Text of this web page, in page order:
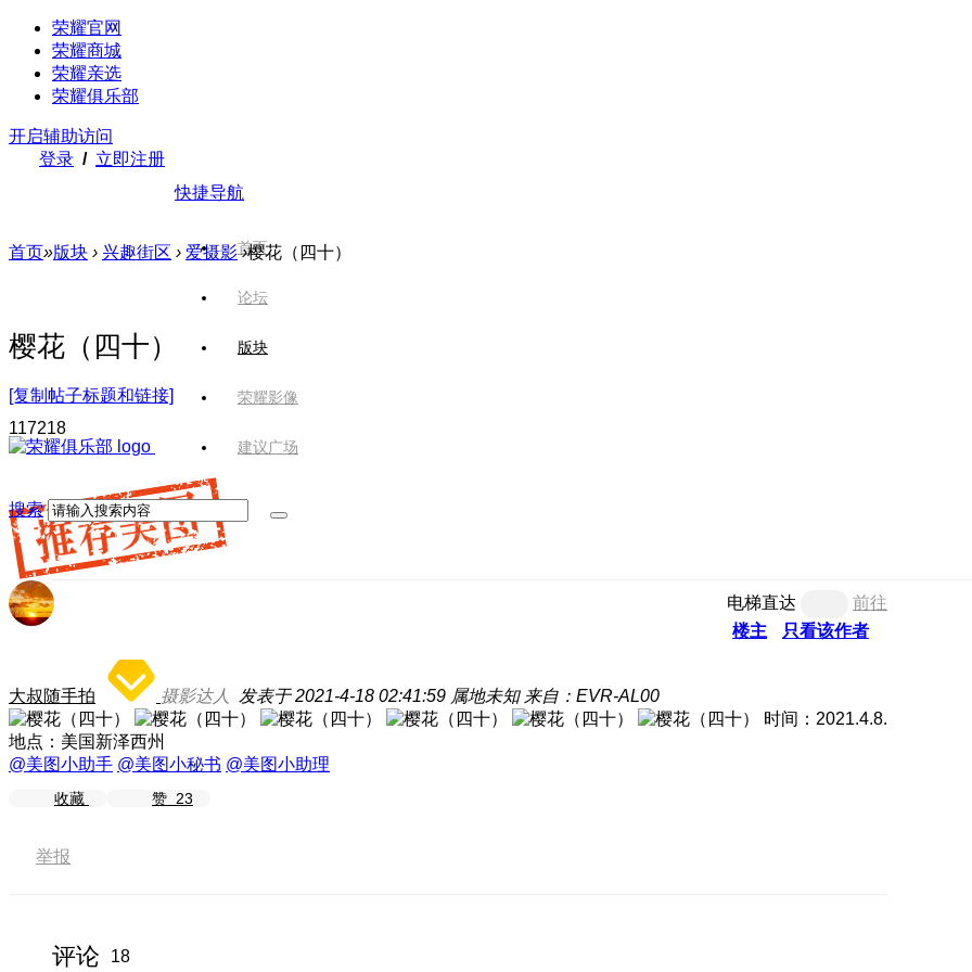
荣耀官网
荣耀商城
荣耀亲选
荣耀俱乐部
开启辅助访问
登录 / 立即注册
快捷导航
首页
论坛
版块
荣耀影像
建议广场
搜索
首页»版块 › 兴趣街区 › 爱摄影 ›樱花（四十）
樱花（四十）
[复制帖子标题和链接]
117218
电梯直达
前往
楼主
只看该作者
大叔随手拍 摄影达人 发表于 2021-4-18 02:41:59 属地未知 来自：EVR-AL00
时间：2021.4.8.
地点：美国新泽西州
@美图小助手 @美图小秘书 @美图小助理
收藏 赞 23
举报
评论 18